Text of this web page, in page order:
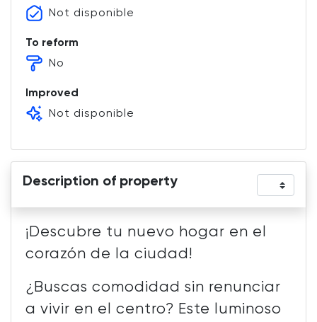
Not disponible
To reform
No
Improved
Not disponible
Description of property
¡Descubre tu nuevo hogar en el
corazón de la ciudad!
¿Buscas comodidad sin renunciar
a vivir en el centro? Este luminoso